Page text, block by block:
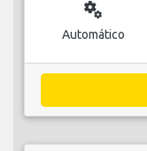
miscellaneous_services
Automático